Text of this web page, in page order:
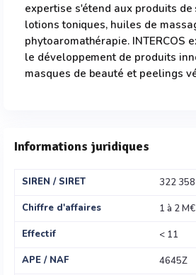
expertise s'étend aux produits de
lotions toniques, huiles de
phytoaromathérapie. INTERCOS
le développement de produits
masques de beauté et peelings
Informations juridiques
SIREN / SIRET
322
Chiffre d'affaires
1 à 2 M€
Effectif
< 11
APE / NAF
4645Z